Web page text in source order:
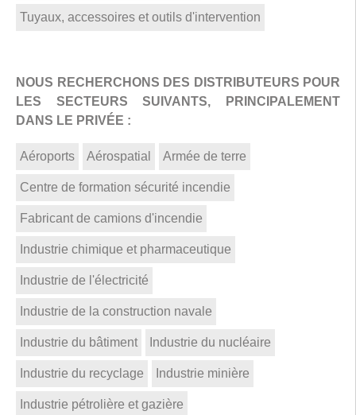
Tuyaux, accessoires et outils d'intervention
NOUS RECHERCHONS DES DISTRIBUTEURS POUR
LES SECTEURS SUIVANTS, PRINCIPALEMENT
DANS LE PRIVÉE :
Aéroports Aérospatial Armée de terre
Centre de formation sécurité incendie
Fabricant de camions d'incendie
Industrie chimique et pharmaceutique
Industrie de l'électricité
Industrie de la construction navale
Industrie du bâtiment Industrie du nucléaire
Industrie du recyclage Industrie minière
Industrie pétrolière et gazière